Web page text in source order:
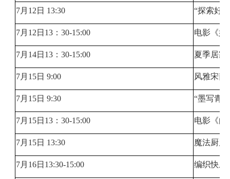
7月12日 13:30 “探索好
7月12日13：30-15:00 电影《妈
7月14日13：30-15:00 夏季居家
7月15日 9:00 风雅宋
7月15日 9:30 “墨写青
7月15日13：30-15:00 电影《向
7月15日 13:30 魔法厨房
7月16日13:30-15:00 编织快